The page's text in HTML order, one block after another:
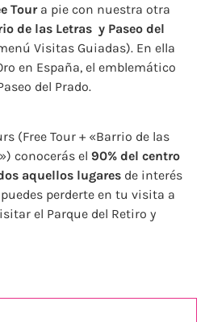
Toura pie con nuestra otra
de las Letras y Paseo del
Visitas Guiadas). En ella
en España, el emblemático
del Prado.
(Free Tour + «Barrio de las
conocerás el 90% del centro
aquellos lugares de interés
perderte en tu visita a
el Parque del Retiro y